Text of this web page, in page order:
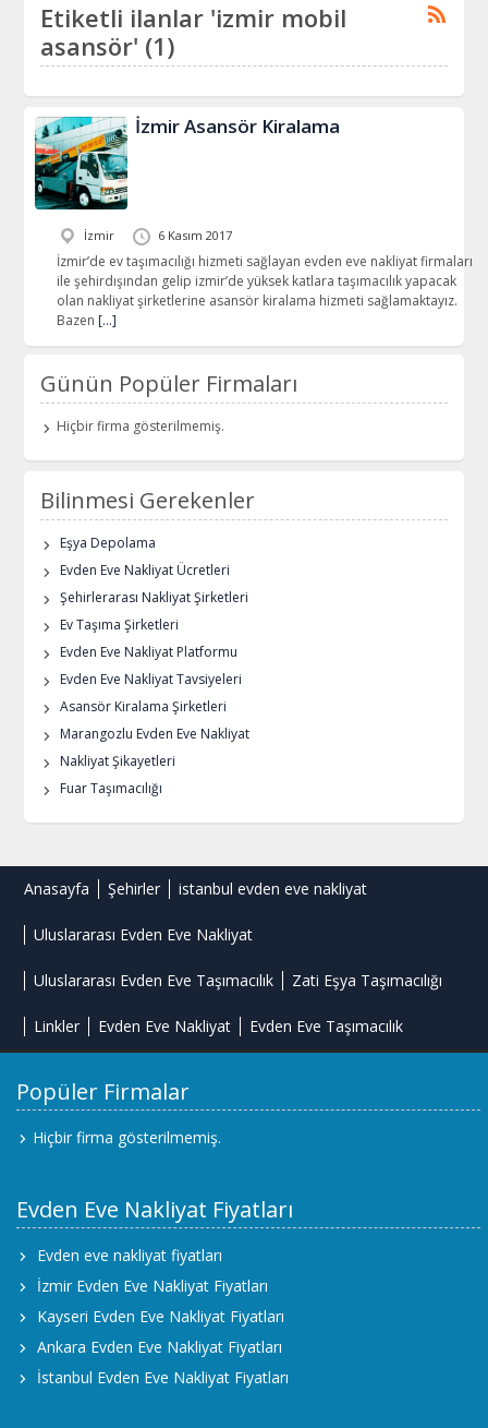
Etiketli ilanlar 'izmir mobil
asansör' (1)
İzmir Asansör Kiralama
İzmir 6 Kasım 2017
İzmir’de ev taşımacılığı hizmeti sağlayan evden eve nakliyat firmaları
ile şehirdışından gelip izmir’de yüksek katlara taşımacılık yapacak
olan nakliyat şirketlerine asansör kiralama hizmeti sağlamaktayız.
Bazen […]
Günün Popüler Firmaları
Hiçbir firma gösterilmemiş.
Bilinmesi Gerekenler
Eşya Depolama
Evden Eve Nakliyat Ücretleri
Şehirlerarası Nakliyat Şirketleri
Ev Taşıma Şirketleri
Evden Eve Nakliyat Platformu
Evden Eve Nakliyat Tavsiyeleri
Asansör Kiralama Şirketleri
Marangozlu Evden Eve Nakliyat
Nakliyat Şikayetleri
Fuar Taşımacılığı
Anasayfa Şehirler istanbul evden eve nakliyat
Uluslararası Evden Eve Nakliyat
Uluslararası Evden Eve Taşımacılık Zati Eşya Taşımacılığı
Linkler Evden Eve Nakliyat Evden Eve Taşımacılık
Popüler Firmalar
Hiçbir firma gösterilmemiş.
Evden Eve Nakliyat Fiyatları
Evden eve nakliyat fiyatları
İzmir Evden Eve Nakliyat Fiyatları
Kayseri Evden Eve Nakliyat Fiyatları
Ankara Evden Eve Nakliyat Fiyatları
İstanbul Evden Eve Nakliyat Fiyatları